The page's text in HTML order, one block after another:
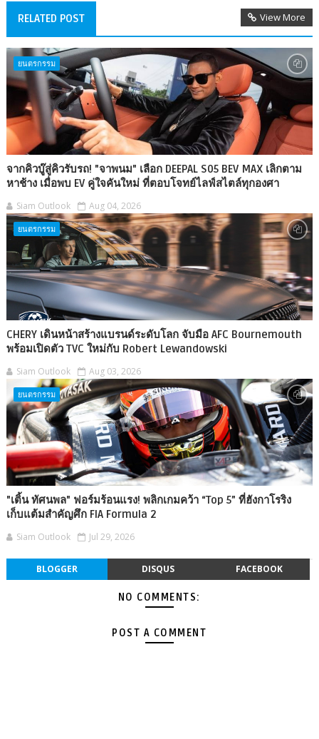
RELATED POST View More
ยนตรกรรม
จากคิวบู๊สู่คิวรับรถ! "จาพนม" เลือก DEEPAL S05 BEV MAX เลิกตาม
หาช้าง เมื่อพบ EV คู่ใจคันใหม่ ที่ตอบโจทย์ไลฟ์สไตล์ทุกองศา
Siam Outlook Aug 04, 2026
ยนตรกรรม
CHERY เดินหน้าสร้างแบรนด์ระดับโลก จับมือ AFC Bournemouth
พร้อมเปิดตัว TVC ใหม่กับ Robert Lewandowski
Siam Outlook Aug 03, 2026
ยนตรกรรม
"เติ้น ทัศนพล" ฟอร์มร้อนแรง! พลิกเกมคว้า “Top 5” ที่ฮังกาโรริง
เก็บแต้มสำคัญศึก FIA Formula 2
Siam Outlook Jul 29, 2026
BLOGGER DISQUS FACEBOOK
NO COMMENTS:
POST A COMMENT